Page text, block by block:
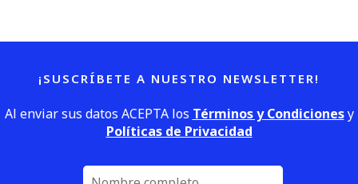
¡SUSCRÍBETE A NUESTRO NEWSLETTER!
Al enviar sus datos ACEPTA los Términos y Condicionesy
Políticas de Privacidad